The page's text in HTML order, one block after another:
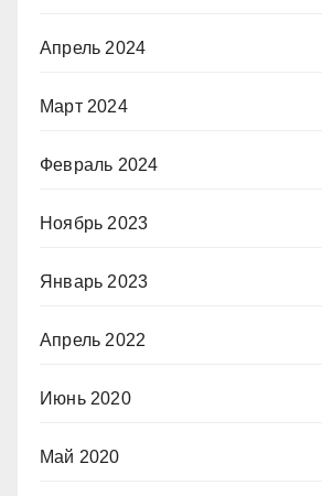
Апрель 2024
Март 2024
Февраль 2024
Ноябрь 2023
Январь 2023
Апрель 2022
Июнь 2020
Май 2020